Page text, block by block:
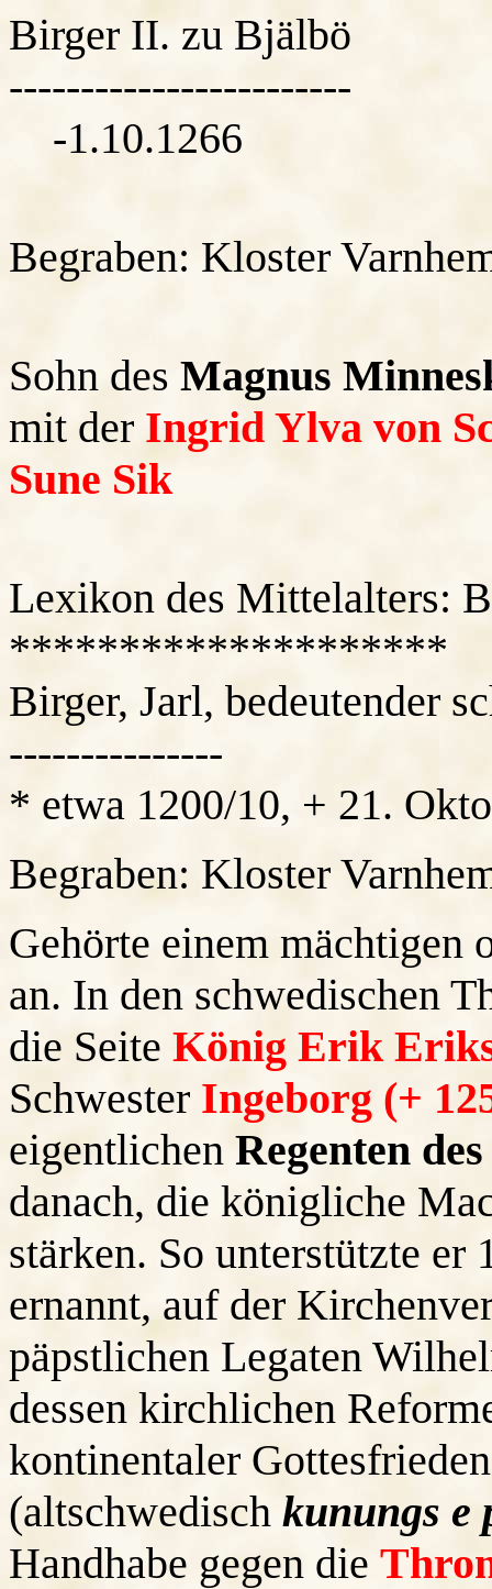
Birger II. zu
------------------------
-1.10.1266
Begraben: Kloster
Sohn des Magnus
mit der Ingrid Ylva von
Sune Sik
Lexikon des Mittelalters:
********************
Birger, Jarl, bedeutender
---------------
* etwa 1200/10, + 21.
Begraben: Kloster
Gehörte einem mächtigen
an. In den schwedischen
die Seite König Erik
Schwester Ingeborg (+
eigentlichen Regenten
danach, die königliche
stärken. So unterstützte
ernannt, auf der
päpstlichen Legaten
dessen kirchlichen
kontinentaler
(altschwedisch kunungs e
Handhabe gegen die